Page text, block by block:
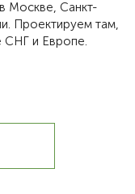
Москве, Санкт-
Проектируем там,
СНГ и Европе.